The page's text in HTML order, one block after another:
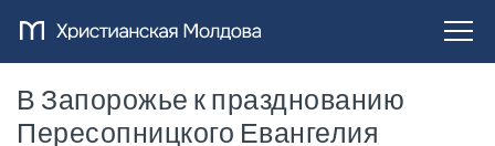
В Запорожье к празднованию
Пересопницкого Евангелия